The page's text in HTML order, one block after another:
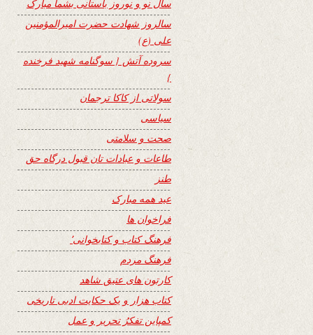
سال نو و نوروز باستانی بشما مبارک
سالروز شهادت حضرت امیرالمؤمنین
علی (ع)
سروده آتش { سوگنامه شهید فرخنده
}
سولاتی از کاکا ترجمان
سیاسی
صحت و سلامتی
طاعات و عبادات تان قبول درگاه حق
طنز
عید همه مبارک
فراخوان ها
فرهنگ کتاب و کتابخوانی٬
فرهنگ مردم
کارتون های عتیق شاهد
کتاب هزار و یک حکایت ادبی تاریخی
کمپاین تفکرُ تحریر و عمل